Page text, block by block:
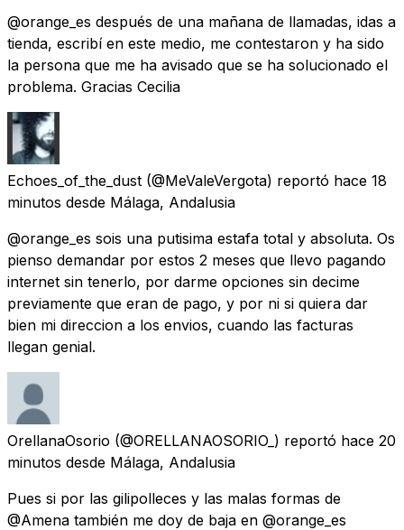
@orange_es después de una mañana de llamadas, idas a
tienda, escribí en este medio, me contestaron y ha sido
la persona que me ha avisado que se ha solucionado el
problema. Gracias Cecilia
Echoes_of_the_dust (@MeValeVergota) reportó hace 18
minutos desde Málaga, Andalusia
@orange_es sois una putisima estafa total y absoluta. Os
pienso demandar por estos 2 meses que llevo pagando
internet sin tenerlo, por darme opciones sin decime
previamente que eran de pago, y por ni si quiera dar
bien mi direccion a los envios, cuando las facturas
llegan genial.
OrellanaOsorio (@ORELLANAOSORIO_) reportó hace 20
minutos desde Málaga, Andalusia
Pues si por las gilipolleces y las malas formas de
@Amena también me doy de baja en @orange_es